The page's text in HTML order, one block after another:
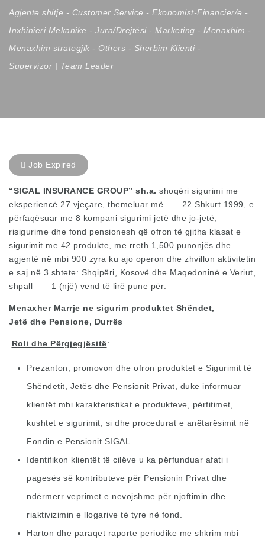
Agjente shitje - Customer Service - Ekonomist-Financier/e -
Inxhinieri Mekanike - Jura/Drejtësi- Marketing - Menaxhim -
Menaxhim strategjik - Others - Sherbim Klienti-
Supervizor | Team Leader
Job Expired
“SIGAL INSURANCE GROUP” sh.a. shoqëri sigurimi me
eksperiencë 27 vjeçare, themeluar më 22 Shkurt 1999, e
përfaqësuar me 8 kompani sigurimi jetë dhe jo-jetë,
risigurime dhe fond pensionesh që ofron të gjitha klasat e
sigurimit me 42 produkte, me rreth 1,500 punonjës dhe
agjentë në mbi 900 zyra ku ajo operon dhe zhvillon aktivitetin
e saj në 3 shtete: Shqipëri, Kosovë dhe Maqedoninë e Veriut,
shpall 1 (një) vend të lirë pune për:
Menaxher Marrje ne sigurim produktet Shëndet,
Jetë dhe Pensione, Durrës
Roli dhe Përgjegjësitë:
Prezanton, promovon dhe ofron produktet e Sigurimit të
Shëndetit, Jetës dhe Pensionit Privat, duke informuar
klientët mbi karakteristikat e produkteve, përfitimet,
kushtet e sigurimit, si dhe procedurat e anëtarësimit në
Fondin e Pensionit SIGAL.
Identifikon klientët të cilëve u ka përfunduar afati i
pagesës së kontributeve për Pensionin Privat dhe
ndërmerr veprimet e nevojshme për njoftimin dhe
riaktivizimin e llogarive të tyre në fond.
Harton dhe paraqet raporte periodike me shkrim mbi